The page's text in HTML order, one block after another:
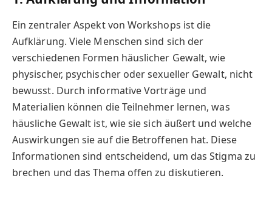
Ein zentraler Aspekt von Workshops ist die
Aufklärung. Viele Menschen sind sich der
verschiedenen Formen häuslicher Gewalt, wie
physischer, psychischer oder sexueller Gewalt, nicht
bewusst. Durch informative Vorträge und
Materialien können die Teilnehmer lernen, was
häusliche Gewalt ist, wie sie sich äußert und welche
Auswirkungen sie auf die Betroffenen hat. Diese
Informationen sind entscheidend, um das Stigma zu
brechen und das Thema offen zu diskutieren.